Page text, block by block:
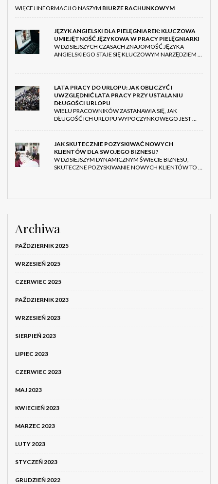
WIĘCEJ INFORMACJI O NASZYM BIURZE RACHUNKOWYM
JĘZYK ANGIELSKI DLA PIELĘGNIAREK: KLUCZOWA
UMIEJĘTNOŚĆ JĘZYKOWA W PRACY PIELĘGNIARKI
W DZISIEJSZYCH CZASACH ZNAJOMOŚĆ JĘZYKA
ANGIELSKIEGO STAJE SIĘ KLUCZOWYM NARZĘDZIEM …
LATA PRACY DO URLOPU: JAK OBLICZYĆ I
UWZGLĘDNIĆ LATA PRACY PRZY USTALANIU
DŁUGOŚCI URLOPU
WIELU PRACOWNIKÓW ZASTANAWIA SIĘ, JAK
DŁUGOŚĆ ICH URLOPU WYPOCZYNKOWEGO JEST …
JAK SKUTECZNIE POZYSKIWAĆ NOWYCH
KLIENTÓW DLA SWOJEGO BIZNESU?
W DZISIEJSZYM DYNAMICZNYM ŚWIECIE BIZNESU,
SKUTECZNE POZYSKIWANIE NOWYCH KLIENTÓW TO …
Archiwa
PAŹDZIERNIK 2025
WRZESIEŃ 2025
CZERWIEC 2025
PAŹDZIERNIK 2023
WRZESIEŃ 2023
SIERPIEŃ 2023
LIPIEC 2023
CZERWIEC 2023
MAJ 2023
KWIECIEŃ 2023
MARZEC 2023
LUTY 2023
STYCZEŃ 2023
GRUDZIEŃ 2022